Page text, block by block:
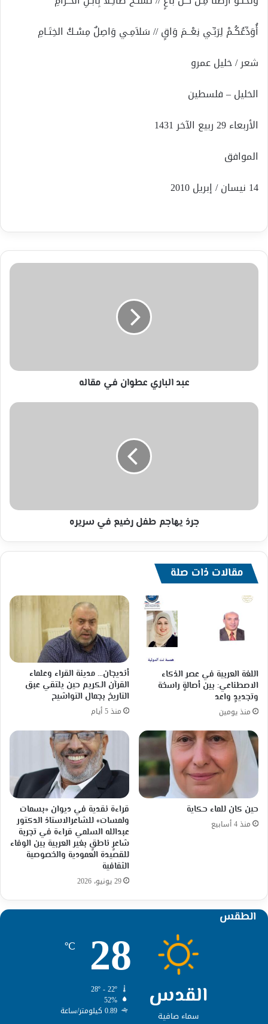
أُوَدِّعُكُـمْ لِرَبِّـي نِعْــمَ وَاقٍ // سَلاَمِـي وَاصِلٌ مِسْـكُ الخِتَـامِ
شعر / خليل عمرو
الخليل – فلسطين
الأربعاء 29 ربيع الآخر 1431
الموافق
14 نيسان / إبريل 2010
عبد
عبد الباري عطوان في مقاله
جرذ
جرذ يهاجم طفل رضيع في سريره
مقالات ذات صلة
اللغة العربية في عصر الذكاء
الاصطناعي: بين أصالةٍ راسخة
وتجديدٍ واعد
منذ يومين
أنديجان… مدينة القراء وعلماء
القرآن الكريم حين يلتقي عبق
التاريخ بجمال التواشيح
منذ 5 أيام
حين كان للماء حكاية
منذ 4 أسابيع
قراءة نقدية في ديوان «بسمات
ولمسات» للشاعرالاستاذ الدكتور
عبدالله السلمي قراءة في تجربة
شاعرٍ ناطقٍ بغير العربية بين الوفاء
للقصيدة العمودية والخصوصية
الثقافية
29 يونيو، 2026
الطقس
القدس
سماء صافية
28
℃
52%
0.89 كيلومتر/ساعة